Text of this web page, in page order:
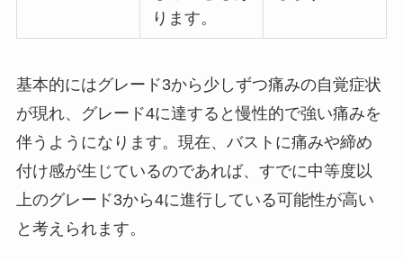
ります。
基本的にはグレード3から少しずつ痛みの自覚症状
が現れ、グレード4に達すると慢性的で強い痛みを
伴うようになります。現在、バストに痛みや締め
付け感が生じているのであれば、すでに中等度以
上のグレード3から4に進行している可能性が高い
と考えられます。